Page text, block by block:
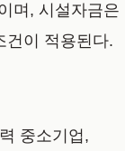
며, 시설자금은
건이 적용된다.
중소기업,